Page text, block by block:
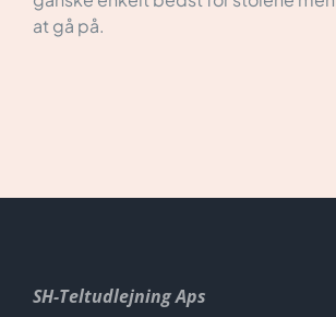
at gå på.
SH-Teltudlejning Aps